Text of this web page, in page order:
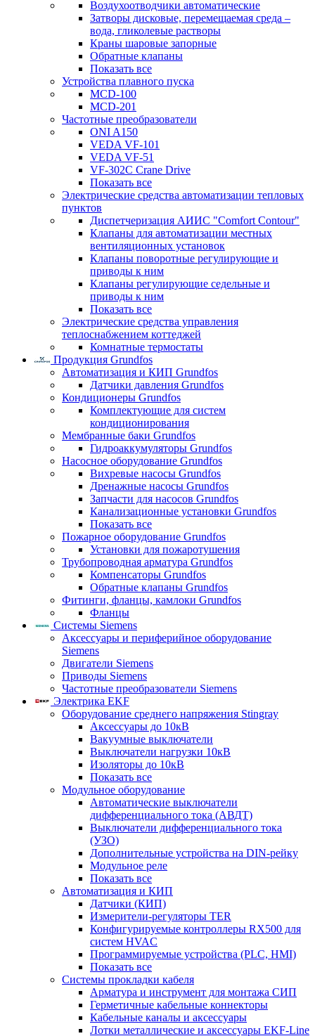
Воздухоотводчики автоматические
Затворы дисковые, перемещаемая среда –
вода, гликолевые растворы
Краны шаровые запорные
Обратные клапаны
Показать все
Устройства плавного пуска
MCD-100
MCD-201
Частотные преобразователи
ONI A150
VEDA VF-101
VEDA VF-51
VF-302C Crane Drive
Показать все
Электрические средства автоматизации тепловых
пунктов
Диспетчеризация АИИС "Comfort Contour"
Клапаны для автоматизации местных
вентиляционных установок
Клапаны поворотные регулирующие и
приводы к ним
Клапаны регулирующие седельные и
приводы к ним
Показать все
Электрические средства управления
теплоснабжением коттеджей
Комнатные термостаты
Продукция Grundfos
Автоматизация и КИП Grundfos
Датчики давления Grundfos
Кондиционеры Grundfos
Комплектующие для систем
кондиционирования
Мембранные баки Grundfos
Гидроаккумуляторы Grundfos
Насосное оборудование Grundfos
Вихревые насосы Grundfos
Дренажные насосы Grundfos
Запчасти для насосов Grundfos
Канализационные установки Grundfos
Показать все
Пожарное оборудование Grundfos
Установки для пожаротушения
Трубопроводная арматура Grundfos
Компенсаторы Grundfos
Обратные клапаны Grundfos
Фитинги, фланцы, камлоки Grundfos
Фланцы
Системы Siemens
Аксессуары и периферийное оборудование
Siemens
Двигатели Siemens
Приводы Siemens
Частотные преобразователи Siemens
Электрика EKF
Оборудование среднего напряжения Stingray
Аксессуары до 10кВ
Вакуумные выключатели
Выключатели нагрузки 10кВ
Изоляторы до 10кВ
Показать все
Модульное оборудование
Автоматические выключатели
дифференциального тока (АВДТ)
Выключатели дифференциального тока
(УЗО)
Дополнительные устройства на DIN-рейку
Модульное реле
Показать все
Автоматизация и КИП
Датчики (КИП)
Измерители-регуляторы TER
Конфигурируемые контроллеры RX500 для
систем HVAC
Программируемые устройства (PLC, HMI)
Показать все
Системы прокладки кабеля
Арматура и инструмент для монтажа СИП
Герметичные кабельные коннекторы
Кабельные каналы и аксессуары
Лотки металлические и аксессуары EKF-Line